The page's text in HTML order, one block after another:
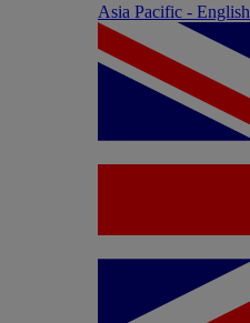
Asia Pacific - English